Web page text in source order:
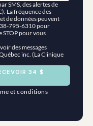
SMS, des alertes de
La fréquence des
de données peuvent
795-6310 pour
STOP pour vous
des messages
inc. (La Clinique
34 $
et conditions